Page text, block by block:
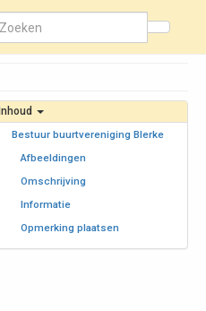
Inhoud
Bestuur buurtvereniging Blerke
Afbeeldingen
Omschrijving
Informatie
Opmerking plaatsen